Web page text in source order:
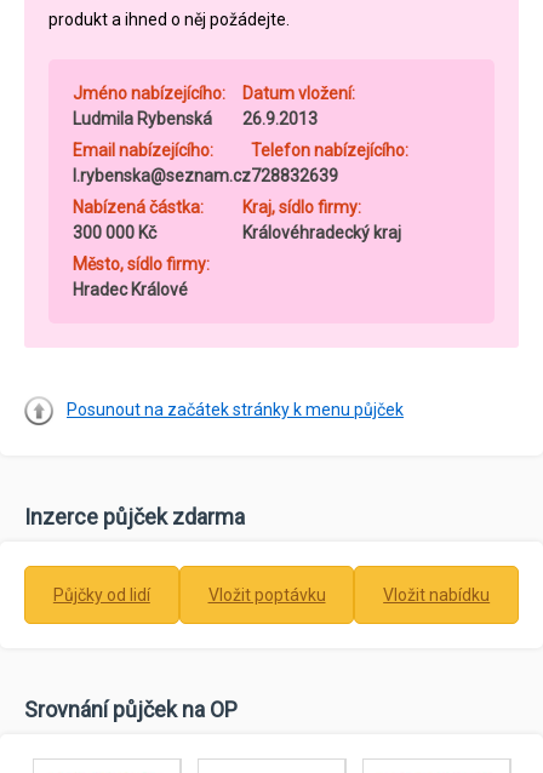
produkt a ihned o něj požádejte.
Jméno nabízejícího:
Ludmila Rybenská
Datum vložení:
26.9.2013
Email nabízejícího:
l.rybenska@seznam.cz
Telefon nabízejícího:
728832639
Nabízená částka:
300 000 Kč
Kraj, sídlo firmy:
Královéhradecký kraj
Město, sídlo firmy:
Hradec Králové
Posunout na začátek stránky k menu půjček
Inzerce půjček zdarma
Půjčky od lidí Vložit poptávku Vložit nabídku
Srovnání půjček na OP